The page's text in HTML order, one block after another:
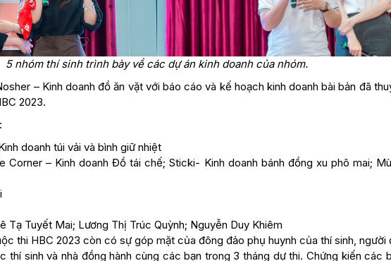
5 nhóm thí sinh trình bày về các dự án kinh doanh của nhóm.
– Kinh doanh đồ ăn vặt với báo cáo và kế hoạch kinh doanh bài bản đã
2023.
doanh túi vải và bình giữ nhiệt
Corner – Kinh doanh Đồ tái chế; Sticki- Kinh doanh bánh đồng xu phô mai;
Tạ Tuyết Mai; Lương Thị Trúc Quỳnh; Nguyễn Duy Khiêm
thi HBC 2023 còn có sự góp mặt của đông đảo phụ huynh của thí sinh, người
thí sinh và nhà đồng hành cùng các bạn trong 3 tháng dự thi. Chứng kiến các